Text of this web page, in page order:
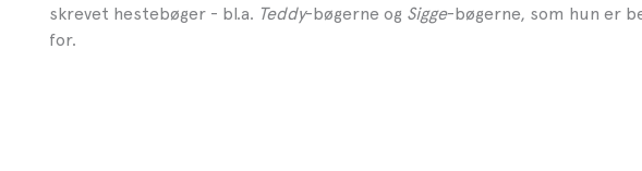
skrevet hestebøger - bl.a. Teddy-bøgerne og Sigge-bøgerne, som hun er
for.